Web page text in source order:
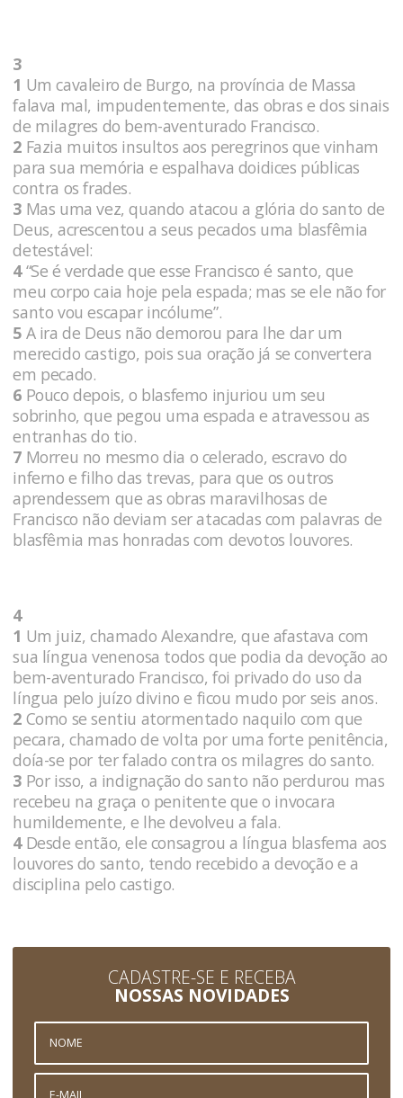
3
1 Um cavaleiro de Burgo, na província de Massa
falava mal, impudentemente, das obras e dos sinais
de milagres do bem-aventurado Francisco.
2 Fazia muitos insultos aos peregrinos que vinham
para sua memória e espalhava doidices públicas
contra os frades.
3 Mas uma vez, quando atacou a glória do santo de
Deus, acrescentou a seus pecados uma blasfêmia
detestável:
4“Se é verdade que esse Francisco é santo, que
meu corpo caia hoje pela espada; mas se ele não for
santo vou escapar incólume”.
5 A ira de Deus não demorou para lhe dar um
merecido castigo, pois sua oração já se convertera
em pecado.
6 Pouco depois, o blasfemo injuriou um seu
sobrinho, que pegou uma espada e atravessou as
entranhas do tio.
7 Morreu no mesmo dia o celerado, escravo do
inferno e filho das trevas, para que os outros
aprendessem que as obras maravilhosas de
Francisco não deviam ser atacadas com palavras de
blasfêmia mas honradas com devotos louvores.
4
1 Um juiz, chamado Alexandre, que afastava com
sua língua venenosa todos que podia da devoção ao
bem-aventurado Francisco, foi privado do uso da
língua pelo juízo divino e ficou mudo por seis anos.
2 Como se sentiu atormentado naquilo com que
pecara, chamado de volta por uma forte penitência,
doía-se por ter falado contra os milagres do santo.
3 Por isso, a indignação do santo não perdurou mas
recebeu na graça o penitente que o invocara
humildemente, e lhe devolveu a fala.
4Desde então, ele consagrou a língua blasfema aos
louvores do santo, tendo recebido a devoção e a
disciplina pelo castigo.
CADASTRE-SE E RECEBA
NOSSAS NOVIDADES